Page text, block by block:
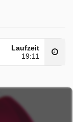
Laufzeit
19:11